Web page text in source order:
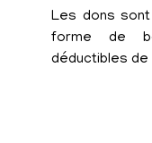
Les dons
forme de
déductibles